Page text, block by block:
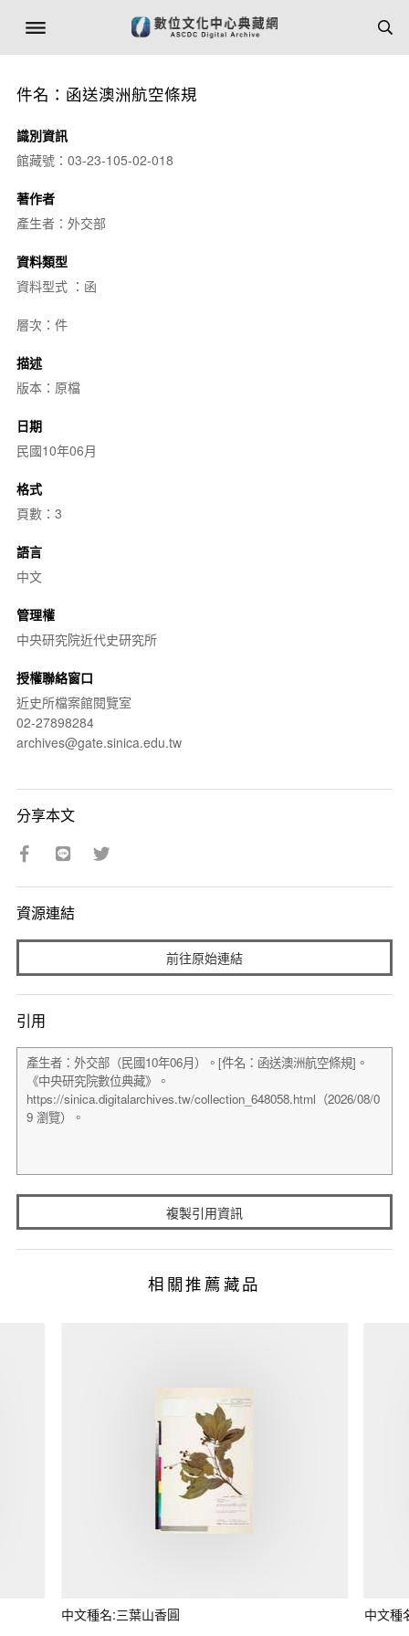
件名：函送澳洲航空條規
識別資訊
館藏號：03-23-105-02-018
著作者
產生者：外交部
資料類型
資料型式 ：函
層次：件
描述
版本：原檔
日期
民國10年06月
格式
頁數：3
語言
中文
管理權
中央研究院近代史研究所
授權聯絡窗口
近史所檔案館閱覽室
02-27898284
archives@gate.sinica.edu.tw
分享本文
資源連結
前往原始連結
引用
複製引用資訊
相關推薦藏品
中文種名:三葉山香圓 中文種